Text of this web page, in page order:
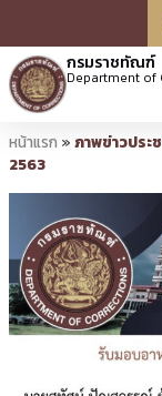
กรมราชทัณฑ์
Department of
หน้าแรก » ภาพข่าวปร
2563